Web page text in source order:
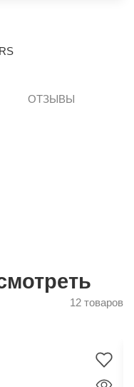
ОТЗЫВЫ
12 товаров